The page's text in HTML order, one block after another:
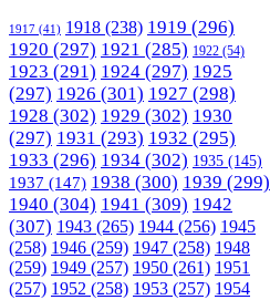
1917 (41) 1918 (238) 1919 (296)
1920 (297) 1921 (285) 1922 (54)
1923 (291) 1924 (297) 1925
(297) 1926 (301) 1927 (298)
1928 (302) 1929 (302) 1930
(297) 1931 (293) 1932 (295)
1933 (296) 1934 (302) 1935 (145)
1937 (147) 1938 (300) 1939 (299)
1940 (304) 1941 (309) 1942
(307) 1943 (265) 1944 (256) 1945
(258) 1946 (259) 1947 (258) 1948
(259) 1949 (257) 1950 (261) 1951
(257) 1952 (258) 1953 (257) 1954